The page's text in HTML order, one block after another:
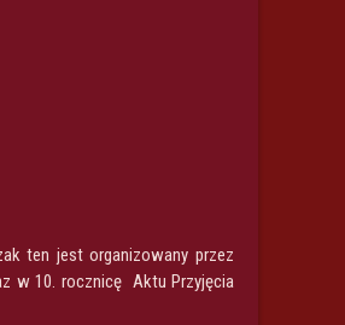
ten jest organizowany przez
w 10. rocznicę Aktu Przyjęcia